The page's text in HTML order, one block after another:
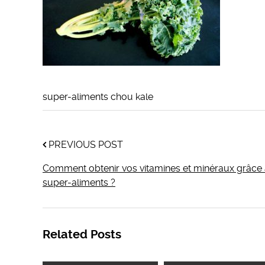
super-aliments chou kale
PREVIOUS POST
Comment obtenir vos vitamines et minéraux grâce
super-aliments ?
Related Posts